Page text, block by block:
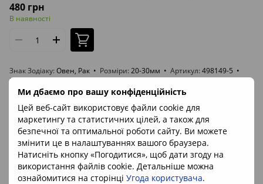
Ми дбаємо про вашу конфіденційність
Цей веб-сайт використовує файли cookie для
маркетингу та статистичних цілей, а також для
безпечної та оптимальної роботи сайту. Ви можете
змінити це в налаштуваннях вашого браузера.
Натисніть кнопку «Погодитися», щоб дати згоду на
використання файлів cookie. Детальніше можна
ознайомитися на сторінці Угода користувача.
480 грн
В наявності
Знак Зодіаку Овен, Рак Розміри 20-30мм Артикул 498149-5
Походження Бразилія
ВІДЕО